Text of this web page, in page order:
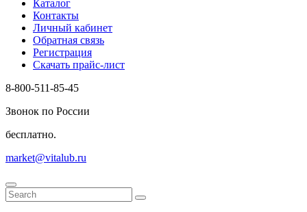
Каталог
Контакты
Личный кабинет
Обратная связь
Регистрация
Скачать прайс-лист
8-800-511-85-45
Звонок по России
бесплатно.
market@vitalub.ru